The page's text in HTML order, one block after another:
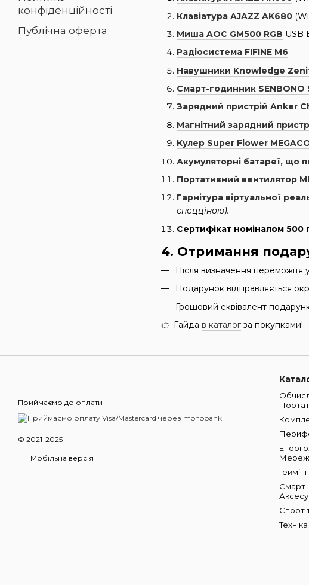
Клавіатура AJAZZ AK680
Миша AOC GM500 RGB USB
Радіосистема FIFINE M6
Навушники Knowledge
Смарт-годинник SENBONO
Зарядний пристрій Anker
Магнітний зарядний
Кулер Super Flower
Акумуляторні батареї, що
Портативний вентилятор
Гарнітура віртуальної
спецціною).
Сертифікат номіналом 500
4. Отримання
Після визначення переможця
Подарунок відправляється
Грошовий еквівалент
👉 Гайда в каталогза покупками!
конфіденційності
Публічна оферта
Приймаємо до оплати
© 2021-2025
Мобільна версія
Смарт-
Спорт